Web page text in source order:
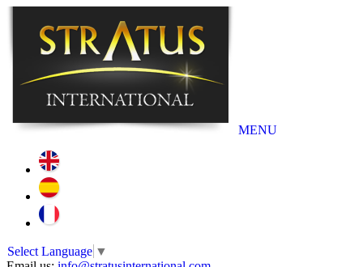
MENU
Select Language ▼